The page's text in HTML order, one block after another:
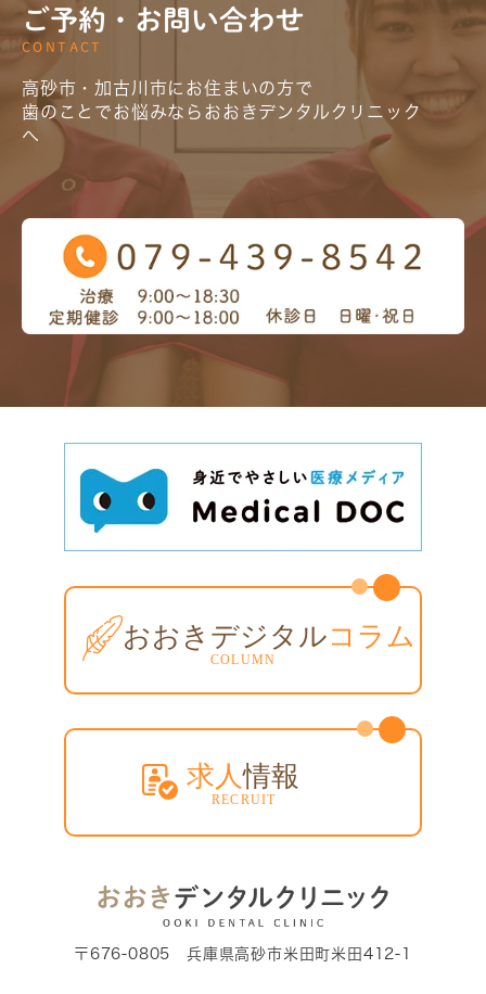
ご予約・お問い合わせ
CONTACT
高砂市・加古川市にお住まいの方で
歯のことでお悩みならおおきデンタルクリニック
へ
〒676-0805 兵庫県高砂市米田町米田412-1